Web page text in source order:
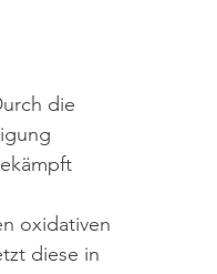
die
oxidativen
diese in